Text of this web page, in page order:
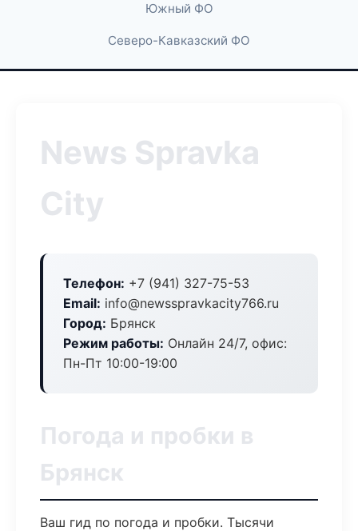
Южный ФО
Северо-Кавказский ФО
News Spravka
City
Телефон: +7 (941) 327-75-53
Email: info@newsspravkacity766.ru
Город: Брянск
Режим работы: Онлайн 24/7, офис:
Пн-Пт 10:00-19:00
Погода и пробки в
Брянск
Ваш гид по погода и пробки. Тысячи